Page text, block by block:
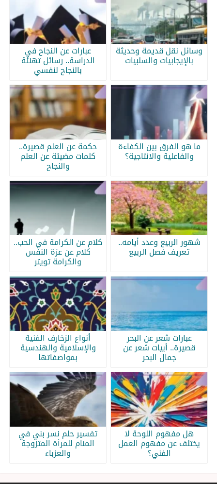
وسائل نقل قديمة وحديثة
بالإيجابيات والسلبيات
عبارات عن النجاح في
الدراسة.. رسائل تهنئة
بالنجاح لنفسي
ما هو الفرق بين الكفاءة
والفاعلية والانتاجية؟
حكمة عن العلم قصيرة..
كلمات مضيئة عن العلم
والنجاح
شهور الربيع وعدد أيامه..
تعريف فصل الربيع
كلام عن الكرامة في الحب..
كلام عن عزة النفس
والكرامة تويتر
عبارات شعر عن البحر
قصيرة.. أبيات شعر عن
جمال البحر
أنواع الزخارف الفنية
والإسلامية والهندسية
بمواصفاتها
هل مفهوم اللوحة لا
يختلف عن مفهوم العمل
الفني؟
تفسير حلم نسر بني في
المنام للمرأة المتزوجة
والعزباء